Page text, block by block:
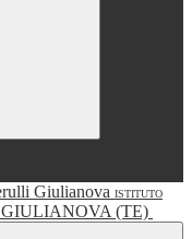
ISTITUTO
GIULIANOVA (TE)